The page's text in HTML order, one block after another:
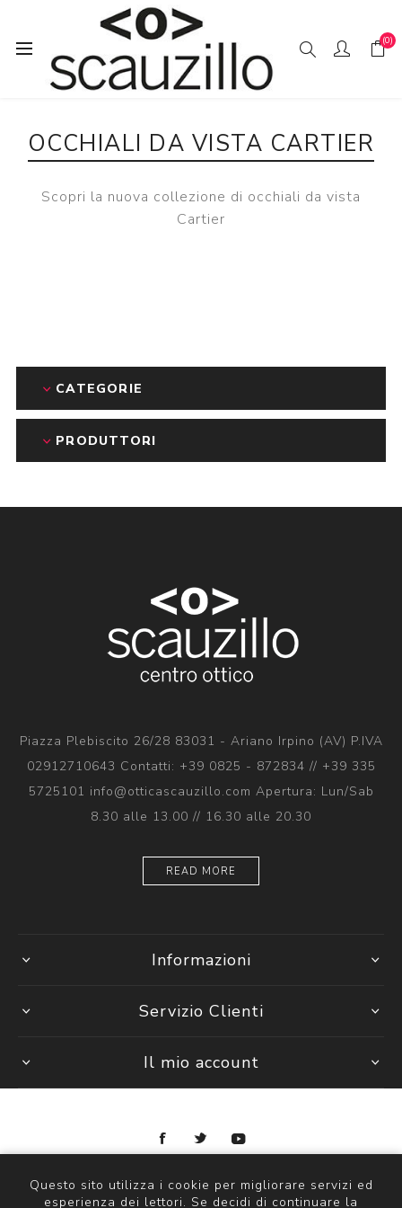
(0)
Pagina iniziale VIS / TA Occhiali da vista Cartier
OCCHIALI DA VISTA CARTIER
Scopri la nuova collezione di occhiali da vista
Cartier
CATEGORIE
PRODUTTORI
Piazza Plebiscito 26/28 83031 - Ariano Irpino (AV) P.IVA
02912710643 Contatti: +39 0825 - 872834 // +39 335
5725101 info@otticascauzillo.com Apertura: Lun/Sab
8.30 alle 13.00 // 16.30 alle 20.30
READ MORE
Informazioni
Servizio Clienti
Il mio account
Copyright © 2026 Ottica Scauzillo. Tutti i diritti riservati
Questo sito utilizza i cookie per migliorare servizi ed
esperienza dei lettori. Se decidi di continuare la